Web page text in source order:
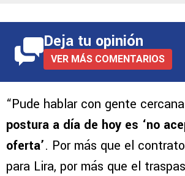
Deja tu opinión
VER MÁS COMENTARIOS
“Pude hablar con gente
postura a día de hoy es ‘no
oferta’. Por más que el
para Lira, por más que el